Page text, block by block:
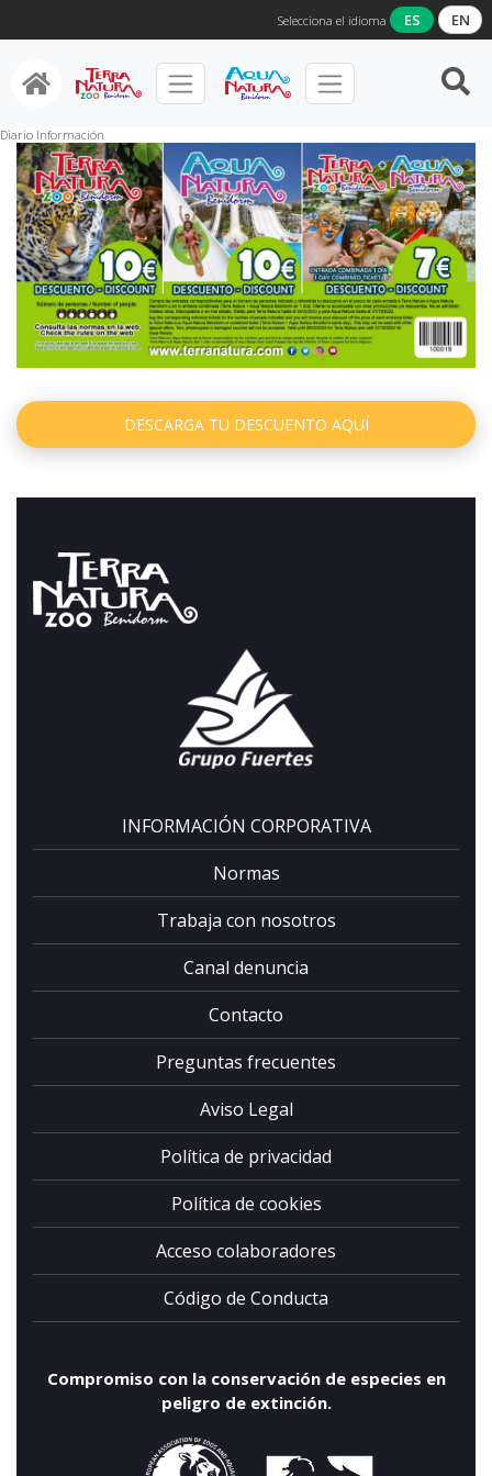
Selecciona el idioma ES EN
Completa el formulario y
recibirás tu código por email.
He leido y acepto la
privacidad
Diario Información
DESCARGA TU DESCUENTO AQUÍ
INFORMACIÓN CORPORATIVA
Normas
Trabaja con nosotros
Canal denuncia
Contacto
Preguntas frecuentes
Aviso Legal
Política de privacidad
Política de cookies
Acceso colaboradores
Código de Conducta
Compromiso con la conservación de especies en
peligro de extinción.